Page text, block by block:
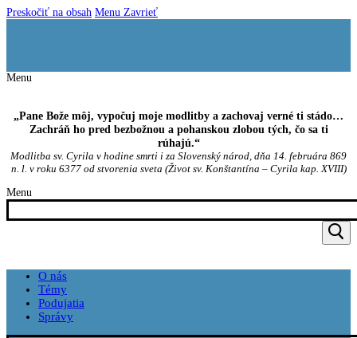
Preskočiť na obsah Menu Zavrieť
Menu
„Pane Bože môj, vypočuj moje modlitby a zachovaj verné ti stádo…
Zachráň ho pred bezbožnou a pohanskou zlobou tých, čo sa ti
rúhajú.“
Modlitba sv. Cyrila v hodine smrti i za Slovenský národ, dňa 14. februára 869
n. l. v roku 6377 od stvorenia sveta (Život sv. Konštantína – Cyrila kap. XVIII)
Menu
O nás
Témy
Podujatia
Správy